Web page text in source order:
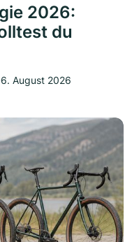
2026:
du
August 2026